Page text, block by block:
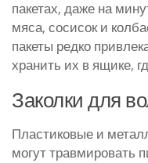
пакетах, даже на
мяса, сосисок и
пакеты редко
хранить их в ящике,
Заколки для
Пластиковые и
могут травмировать